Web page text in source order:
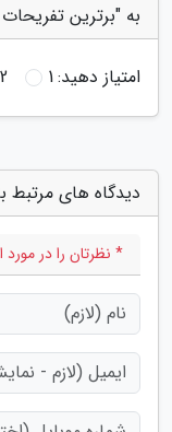
به "برترین
امتیاز دهید:1
2
دیدگاه های مرتبط
* نظرتان را در مورد